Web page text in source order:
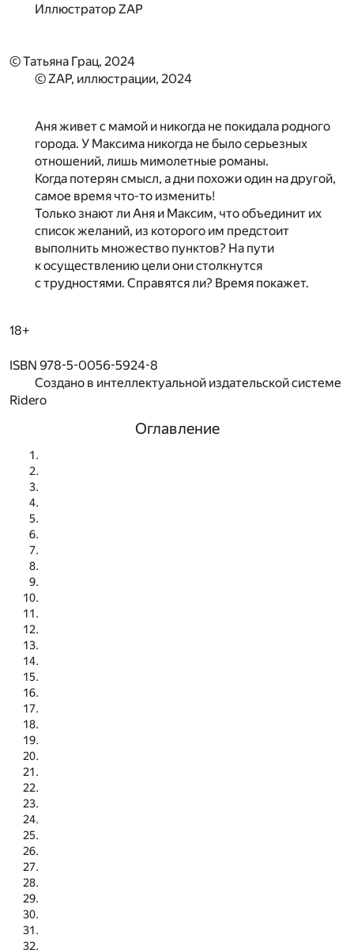
Иллюстратор ZAP
© Татьяна Грац, 2024
© ZAP, иллюстрации, 2024
Аня живет с мамой и никогда не покидала родного
города. У Максима никогда не было серьезных
отношений, лишь мимолетные романы.
Когда потерян смысл, а дни похожи один на другой,
самое время что-то изменить!
Только знают ли Аня и Максим, что объединит их
список желаний, из которого им предстоит
выполнить множество пунктов? На пути
к осуществлению цели они столкнутся
с трудностями. Справятся ли? Время покажет.
18+
ISBN 978-5-0056-5924-8
Создано в интеллектуальной издательской системе
Ridero
Оглавление